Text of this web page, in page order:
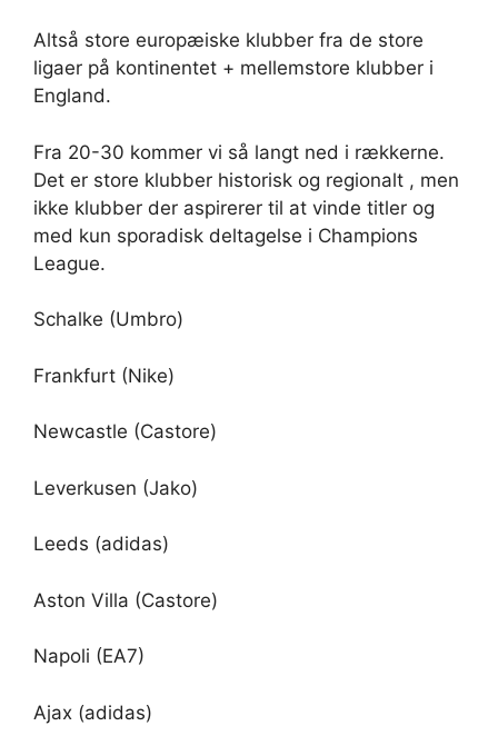
Altså store europæiske klubber fra de store
ligaer på kontinentet + mellemstore klubber i
England.
Fra 20-30 kommer vi så langt ned i rækkerne.
Det er store klubber historisk og regionalt , men
ikke klubber der aspirerer til at vinde titler og
med kun sporadisk deltagelse i Champions
League.
Schalke (Umbro)
Frankfurt (Nike)
Newcastle (Castore)
Leverkusen (Jako)
Leeds (adidas)
Aston Villa (Castore)
Napoli (EA7)
Ajax (adidas)